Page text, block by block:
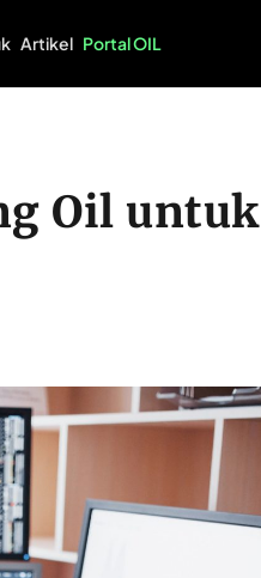
Artikel Portal OIL
Oil untuk